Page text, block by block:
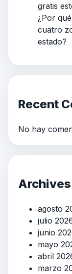
gratis
¿Por
cuatro
estado?
Recent
No hay
Archives
agosto
julio
junio
mayo
abril
marzo